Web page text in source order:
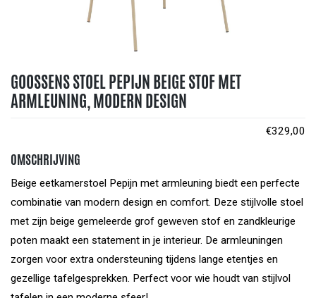
GOOSSENS STOEL PEPIJN BEIGE STOF MET
ARMLEUNING, MODERN DESIGN
€329,00
OMSCHRIJVING
Beige eetkamerstoel Pepijn met armleuning biedt een perfecte
combinatie van modern design en comfort. Deze stijlvolle stoel
met zijn beige gemeleerde grof geweven stof en zandkleurige
poten maakt een statement in je interieur. De armleuningen
zorgen voor extra ondersteuning tijdens lange etentjes en
gezellige tafelgesprekken. Perfect voor wie houdt van stijlvol